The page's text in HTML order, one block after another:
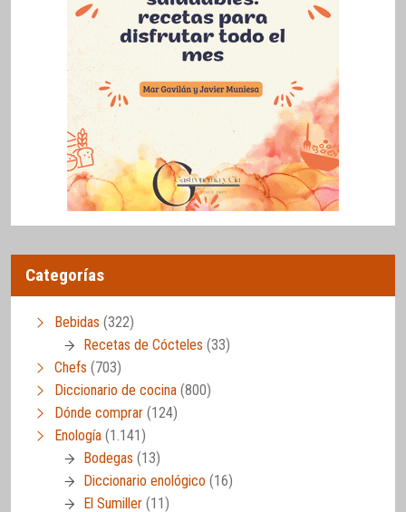
Categorías
Bebidas (322)
Recetas de Cócteles (33)
Chefs (703)
Diccionario de cocina (800)
Dónde comprar (124)
Enología (1.141)
Bodegas (13)
Diccionario enológico (16)
El Sumiller (11)